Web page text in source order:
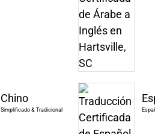
Chino
Simplificado & Tradicional